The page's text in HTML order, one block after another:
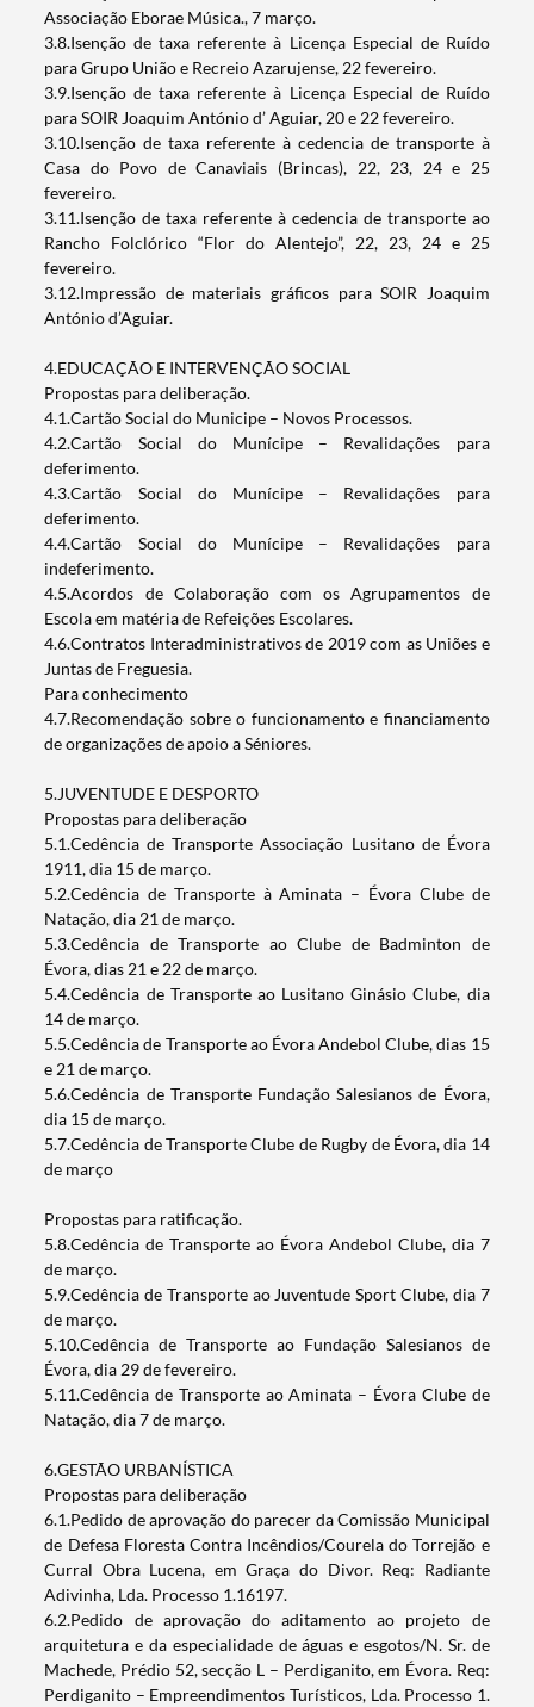
Associação Eborae Música., 7 março.
3.8.Isenção de taxa referente à Licença Especial de Ruído
para Grupo União e Recreio Azarujense, 22 fevereiro.
3.9.Isenção de taxa referente à Licença Especial de Ruído
para SOIR Joaquim António d’ Aguiar, 20 e 22 fevereiro.
3.10.Isenção de taxa referente à cedencia de transporte à
Casa do Povo de Canaviais (Brincas), 22, 23, 24 e 25
fevereiro.
3.11.Isenção de taxa referente à cedencia de transporte ao
Rancho Folclórico “Flor do Alentejo”, 22, 23, 24 e 25
fevereiro.
3.12.Impressão de materiais gráficos para SOIR Joaquim
António d’Aguiar.
4.EDUCAÇÃO E INTERVENÇÃO SOCIAL
Propostas para deliberação.
4.1.Cartão Social do Municipe – Novos Processos.
4.2.Cartão Social do Munícipe – Revalidações para
deferimento.
4.3.Cartão Social do Munícipe – Revalidações para
deferimento.
4.4.Cartão Social do Munícipe – Revalidações para
indeferimento.
4.5.Acordos de Colaboração com os Agrupamentos de
Escola em matéria de Refeições Escolares.
4.6.Contratos Interadministrativos de 2019 com as Uniões e
Juntas de Freguesia.
Para conhecimento
4.7.Recomendação sobre o funcionamento e financiamento
de organizações de apoio a Séniores.
5.JUVENTUDE E DESPORTO
Propostas para deliberação
5.1.Cedência de Transporte Associação Lusitano de Évora
1911, dia 15 de março.
5.2.Cedência de Transporte à Aminata – Évora Clube de
Natação, dia 21 de março.
5.3.Cedência de Transporte ao Clube de Badminton de
Évora, dias 21 e 22 de março.
5.4.Cedência de Transporte ao Lusitano Ginásio Clube, dia
14 de março.
5.5.Cedência de Transporte ao Évora Andebol Clube, dias 15
e 21 de março.
5.6.Cedência de Transporte Fundação Salesianos de Évora,
dia 15 de março.
5.7.Cedência de Transporte Clube de Rugby de Évora, dia 14
de março
Propostas para ratificação.
5.8.Cedência de Transporte ao Évora Andebol Clube, dia 7
de março.
5.9.Cedência de Transporte ao Juventude Sport Clube, dia 7
de março.
5.10.Cedência de Transporte ao Fundação Salesianos de
Évora, dia 29 de fevereiro.
5.11.Cedência de Transporte ao Aminata – Évora Clube de
Natação, dia 7 de março.
6.GESTÃO URBANÍSTICA
Propostas para deliberação
6.1.Pedido de aprovação do parecer da Comissão Municipal
de Defesa Floresta Contra Incêndios/Courela do Torrejão e
Curral Obra Lucena, em Graça do Divor. Req: Radiante
Adivinha, Lda. Processo 1.16197.
6.2.Pedido de aprovação do aditamento ao projeto de
arquitetura e da especialidade de águas e esgotos/N. Sr. de
Machede, Prédio 52, secção L – Perdiganito, em Évora. Req:
Perdiganito – Empreendimentos Turísticos, Lda. Processo 1.